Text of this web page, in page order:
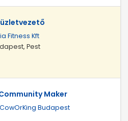
Fitness Kft
Pest
Maker
Budapest